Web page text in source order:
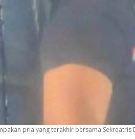
pria yang terakhir bersama Sekreatris